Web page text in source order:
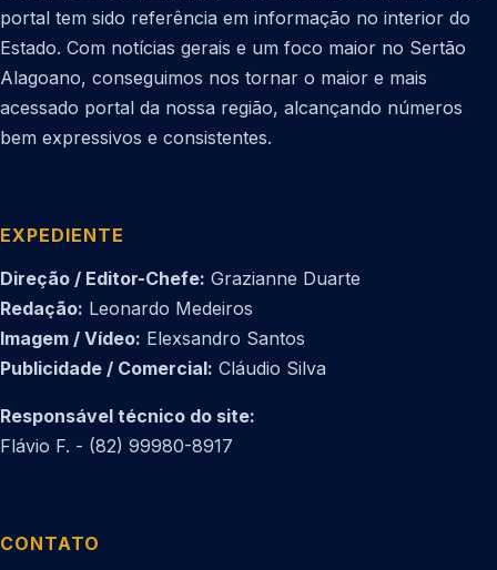
portal tem sido referência em informação no interior do
Estado. Com notícias gerais e um foco maior no Sertão
Alagoano, conseguimos nos tornar o maior e mais
acessado portal da nossa região, alcançando números
bem expressivos e consistentes.
EXPEDIENTE
Direção / Editor-Chefe: Grazianne Duarte
Redação: Leonardo Medeiros
Imagem / Vídeo: Elexsandro Santos
Publicidade / Comercial: Cláudio Silva
Responsável técnico do site:
Flávio F. - (82) 99980-8917
CONTATO